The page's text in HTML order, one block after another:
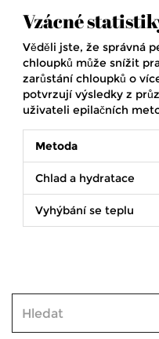
Vzácné
Věděli jste, že správná
chloupků může snížit
zarůstání chloupků o
potvrzují výsledky z
uživateli epilačních
Metoda
Chlad a hydratace
Vyhýbání se teplu